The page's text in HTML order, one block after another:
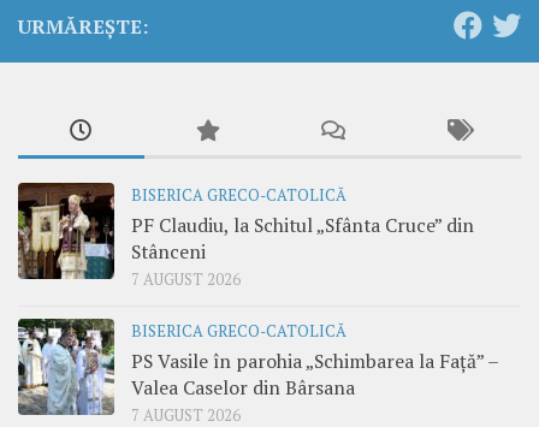
URMĂREȘTE:
BISERICA GRECO-CATOLICĂ
PF Claudiu, la Schitul „Sfânta Cruce” din
Stânceni
7 AUGUST 2026
BISERICA GRECO-CATOLICĂ
PS Vasile în parohia „Schimbarea la Față” –
Valea Caselor din Bârsana
7 AUGUST 2026